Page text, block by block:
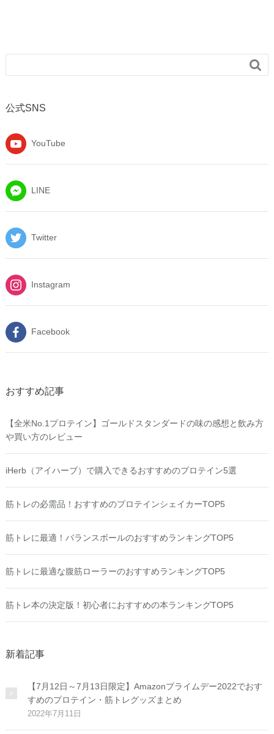

公式SNS
YouTube
LINE
Twitter
Instagram
Facebook
おすすめ記事
【全米No.1プロテイン】ゴールドスタンダードの味の感想と飲み方
や買い方のレビュー
iHerb（アイハーブ）で購入できるおすすめのプロテイン5選
筋トレの必需品！おすすめのプロテインシェイカーTOP5
筋トレに最適！バランスボールのおすすめランキングTOP5
筋トレに最適な腹筋ローラーのおすすめランキングTOP5
筋トレ本の決定版！初心者におすすめの本ランキングTOP5
新着記事
【7月12日～7月13日限定】Amazonプライムデー2022でおす
すめのプロテイン・筋トレグッズまとめ
2022年7月11日